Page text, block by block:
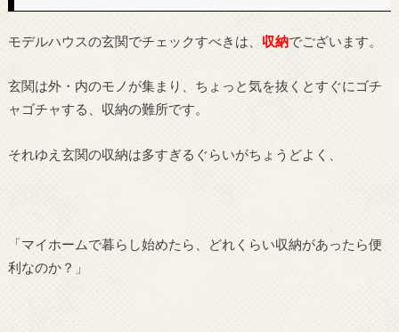
モデルハウスの玄関でチェックすべきは、 収納でございます。
玄関は外・内のモノが集まり、ちょっと気を抜くとすぐにゴチ
ャゴチャする、収納の難所です。
それゆえ玄関の収納は多すぎるぐらいがちょうどよく、
「マイホームで暮らし始めたら、どれくらい収納があったら便
利なのか？」